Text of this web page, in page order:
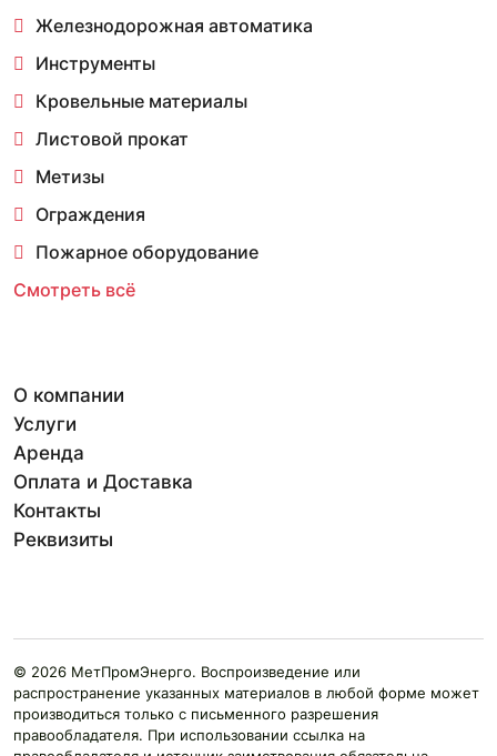
Железнодорожная автоматика
Инструменты
Кровельные материалы
Листовой прокат
Метизы
Ограждения
Пожарное оборудование
Смотреть всё
О компании
Услуги
Аренда
Оплата и Доставка
Контакты
Реквизиты
© 2026 МетПромЭнерго. Воспроизведение или
распространение указанных материалов в любой форме может
производиться только с письменного разрешения
правообладателя. При использовании ссылка на